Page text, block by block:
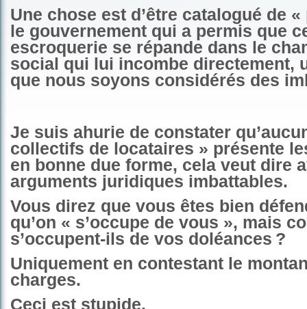
Une chose est d’être catalogué de
le gouvernement qui a permis que
escroquerie se répande dans le
social qui lui incombe directement,
que nous soyons considérés des
Je suis ahurie de constater
collectifs de locataires » présente
en bonne due forme, cela veut dire
arguments juridiques imbattables.
Vous direz que vous êtes bien
qu’on « s’occupe de vous », mais
s’occupent-ils de vos doléances ?
Uniquement en contestant le
charges.
Ceci est stupide.